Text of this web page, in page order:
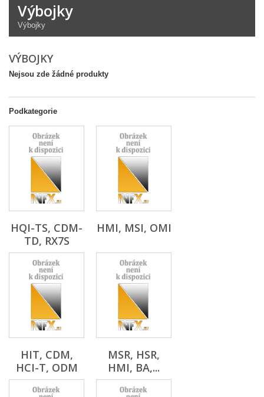
Výbojky
Výbojky
VÝBOJKY
Nejsou zde žádné produkty
Podkategorie
HQI-TS, CDM-
TD, RX7S
HMI, MSI, OMI
HIT, CDM,
HCI-T, ODM
MSR, HSR,
HMI, BA,...